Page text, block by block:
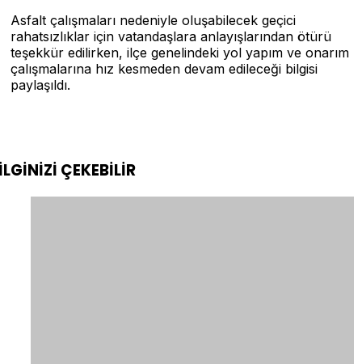
Asfalt çalışmaları nedeniyle oluşabilecek geçici
rahatsızlıklar için vatandaşlara anlayışlarından ötürü
teşekkür edilirken, ilçe genelindeki yol yapım ve onarım
çalışmalarına hız kesmeden devam edileceği bilgisi
paylaşıldı.
ÇEKEBİLİR